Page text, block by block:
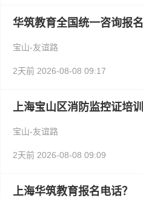
华筑教育全国统一咨询报名
宝山-友谊路
2天前 2026-08-08 09:17
上海宝山区消防监控证培
宝山-友谊路
2天前 2026-08-08 09:09
上海华筑教育报名电话？